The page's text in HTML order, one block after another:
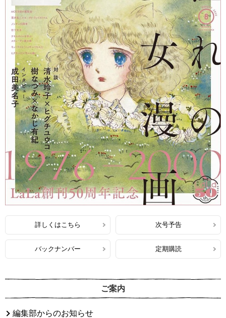
詳しくはこちら 次号予告
バックナンバー 定期購読
ご案内
編集部からのお知らせ